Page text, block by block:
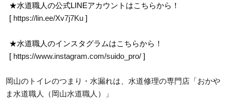
★水道職人の公式LINEアカウントはこちらから！
[ https://lin.ee/Xv7j7Ku ]
★水道職人のインスタグラムはこちらから！
[ https://www.instagram.com/suido_pro/ ]
岡山のトイレのつまり・水漏れは、水道修理の専門店「おかや
ま水道職人（岡山水道職人）」